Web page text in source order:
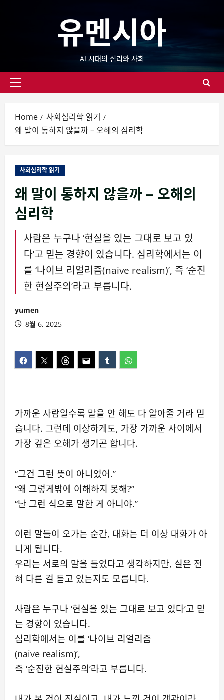
유멘시아
AI 시대의 심리와 사회
Primary
Home
사회심리학 읽기
왜 말이 통하지 않을까 – 오해의 심리학
사회심리학 읽기
왜 말이 통하지 않을까 – 오해의
심리학
사람은 누구나 ‘현실을 있는 그대로 보고 있
다’고 믿는 경향이 있습니다. 심리학에서는 이
를 ‘나이브 리얼리즘(naive realism)’, 즉 ‘순진
한 현실주의’라고 부릅니다.
yumen
8월 6, 2025
가까운 사람일수록 말을 안 해도 다 알아줄 거라 믿
습니다. 그런데 이상하게도, 가장 가까운 사이에서
가장 깊은 오해가 생기곤 합니다.
“그건 그런 뜻이 아니었어.”
“왜 그렇게밖에 이해하지 못해?”
“난 그런 식으로 말한 게 아니야.”
이런 말들이 오가는 순간, 대화는 더 이상 대화가 아
니게 됩니다.
우리는 서로의 말을 들었다고 생각하지만, 실은 전
혀 다른 걸 듣고 있는지도 모릅니다.
사람은 누구나 ‘현실을 있는 그대로 보고 있다’고 믿
는 경향이 있습니다.
심리학에서는 이를 ‘나이브 리얼리즘
(naive realism)’,
즉 ‘순진한 현실주의’라고 부릅니다.